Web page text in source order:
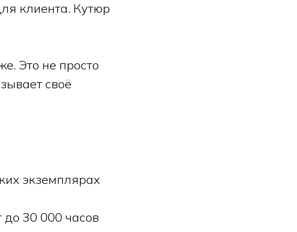
клиента. Кутюр
Это не просто
своё
экземплярах
30 000 часов